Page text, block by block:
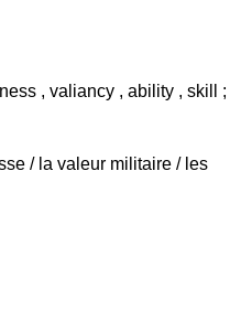
, valiancy , ability , skill ;
/ la valeur militaire / les